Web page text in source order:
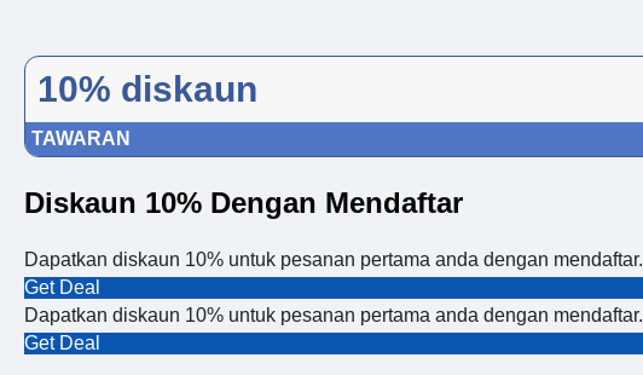
10% diskaun
TAWARAN
Diskaun 10% Dengan Mendaftar
Dapatkan diskaun 10% untuk pesanan pertama anda dengan mendaftar.
Get Deal
Dapatkan diskaun 10% untuk pesanan pertama anda dengan mendaftar.
Get Deal